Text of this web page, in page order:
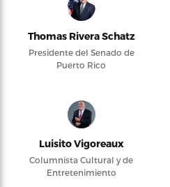
Thomas Rivera Schatz
Presidente del Senado de
Puerto Rico
Luisito Vigoreaux
Columnista Cultural y de
Entretenimiento